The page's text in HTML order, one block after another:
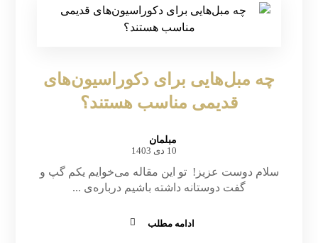
چه مبل‌هایی برای دکوراسیون‌های
قدیمی مناسب هستند؟
مبلمان
10 دی 1403
سلام دوست عزیز! تو این مقاله می‌خوایم یکم گپ و
گفت دوستانه داشته باشیم درباره‌ی ...
ادامه مطلب